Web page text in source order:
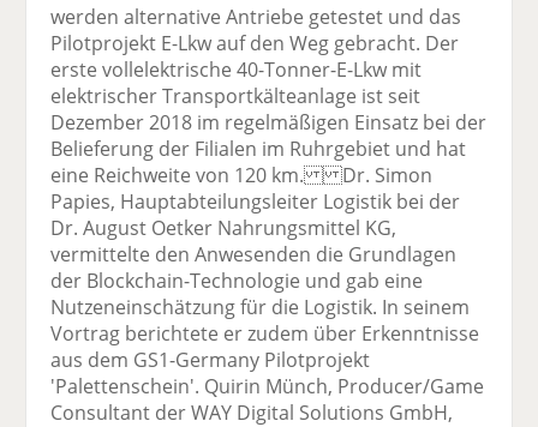
werden alternative Antriebe getestet und das
Pilotprojekt E-Lkw auf den Weg gebracht. Der
erste vollelektrische 40-Tonner-E-Lkw mit
elektrischer Transportkälteanlage ist seit
Dezember 2018 im regelmäßigen Einsatz bei der
Belieferung der Filialen im Ruhrgebiet und hat
eine Reichweite von 120 km. Dr. Simon
Papies, Hauptabteilungsleiter Logistik bei der
Dr. August Oetker Nahrungsmittel KG,
vermittelte den Anwesenden die Grundlagen
der Blockchain-Technologie und gab eine
Nutzeneinschätzung für die Logistik. In seinem
Vortrag berichtete er zudem über Erkenntnisse
aus dem GS1-Germany Pilotprojekt
'Palettenschein'. Quirin Münch, Producer/Game
Consultant der WAY Digital Solutions GmbH,